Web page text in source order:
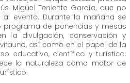
Miguel Teniente García, que no
al evento. Durante la mañana se
programa de ponencias y mesas
la divulgación, conservación y
así como en el papel de la
educativo, científico y turístico.
la naturaleza como motor de